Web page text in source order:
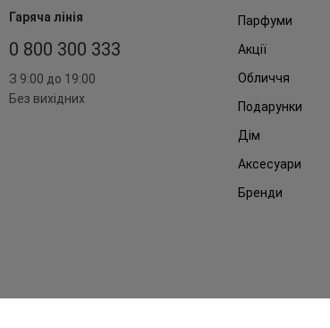
Гаряча лінія
0 800 300 333
З 9:00 до 19:00
Без вихідних
Парфуми
Акції
Обличчя
Подарунки
Дім
Аксесуари
Бренди